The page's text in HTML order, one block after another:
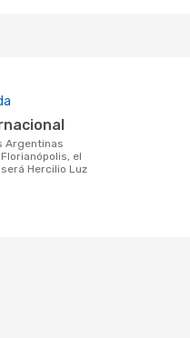
el
Hercilio Luz